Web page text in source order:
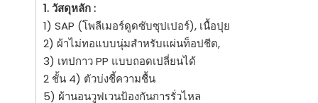
1. วัสดุหลัก :
1) SAP (โพลีเมอร์ดูดซับซุปเปอร์), เนื้อปุย
2) ผ้าไม่ทอแบบนุ่มสำหรับแผ่นท็อปชีต,
3) เทปกาว PP แบบถอดเปลี่ยนได้
2 ชั้น 4) ตัวบ่งชี้ความชื้น
5) ผ้านอนวูฟเวนป้องกันการรั่วไหล